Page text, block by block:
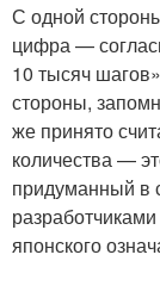
С одной
цифра —
10 тысяч
стороны,
же принято
количества —
придуманный в
японского